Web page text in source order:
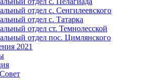
отдел с. Сенгилеевского
отдел с. Татарка
отдел ст. Темнолесской
отдел пос. Цимлянского
2021